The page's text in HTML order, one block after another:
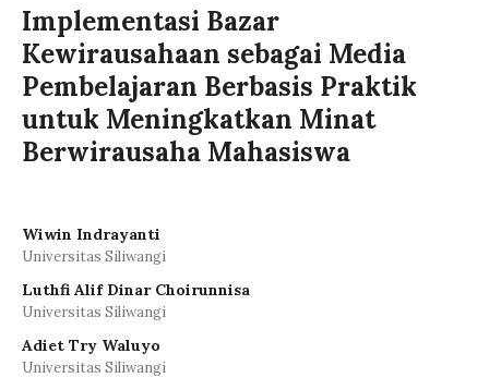
Implementasi Bazar
Kewirausahaan sebagai Media
Pembelajaran Berbasis Praktik
untuk Meningkatkan Minat
Berwirausaha Mahasiswa
Wiwin Indrayanti
Universitas Siliwangi
Luthfi Alif Dinar Choirunnisa
Universitas Siliwangi
Adiet Try Waluyo
Universitas Siliwangi